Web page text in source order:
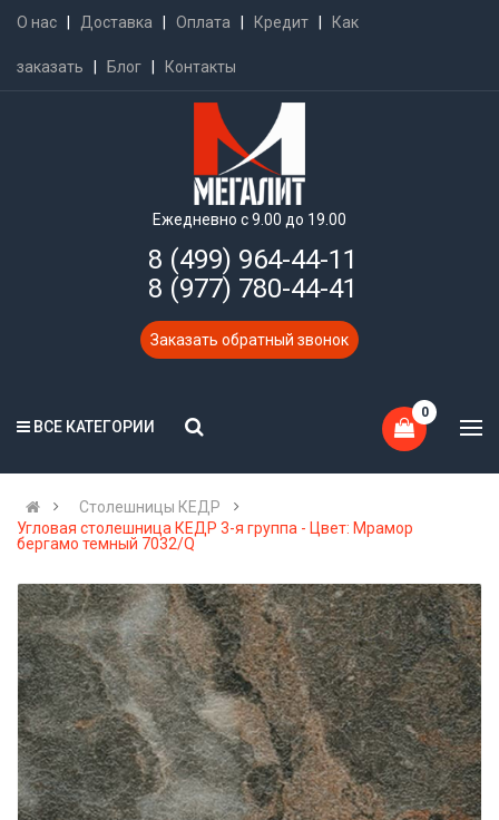
О нас Доставка Оплата Кредит Как
заказать Блог Контакты
Ежедневно с 9.00 до 19.00
8 (499) 964-44-11
8 (977) 780-44-41
Заказать обратный звонок
ВСЕ КАТЕГОРИИ
0
Столешницы КЕДР
Угловая столешница КЕДР 3-я группа - Цвет: Мрамор
бергамо темный 7032/Q